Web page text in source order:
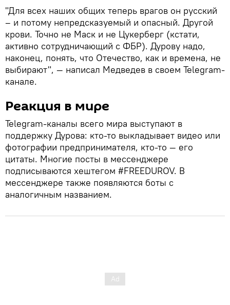
"Для всех наших общих теперь врагов он русский
– и потому непредсказуемый и опасный. Другой
крови. Точно не Маск и не Цукерберг (кстати,
активно сотрудничающий с ФБР). Дурову надо,
наконец, понять, что Отечество, как и времена, не
выбирают", — написал Медведев в своем Telegram-
канале.
Реакция в мире
Telegram-каналы всего мира выступают в
поддержку Дурова: кто-то выкладывает видео или
фотографии предпринимателя, кто-то — его
цитаты. Многие посты в мессенджере
подписываются хештегом #FREEDUROV. В
мессенджере также появляются боты с
аналогичным названием.